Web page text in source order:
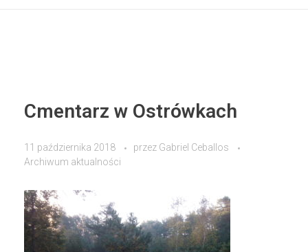
Cmentarz w Ostrówkach
11 października 2018 przez Gabriel Ceballos
Archiwum aktualności